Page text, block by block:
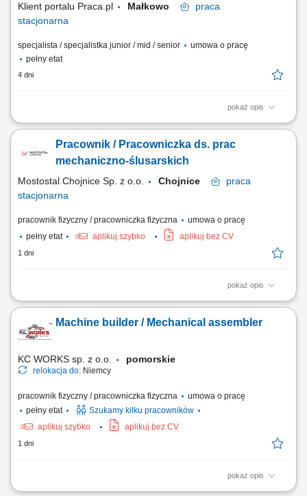
Klient portalu Praca.pl Małkowo
praca
stacjonarna
specjalista / specjalistka junior / mid / senior
umowa o pracę
pełny etat
4 dni
pokaż opis
Analizowanie problemów technicznych i dobieranie technologii napraw
modernizacji i retrofitów istniejących układów; Opracowywanie procedur
rozruchowych oraz odbiorowych dla remontowanych urządzeń;
Pracownik / Pracowniczka ds. prac
mechaniczno-ślusarskich
Mostostal Chojnice Sp. z o.o. Chojnice
praca
stacjonarna
pracownik fizyczny / pracowniczka fizyczna
umowa o pracę
pełny etat
aplikuj szybko aplikuj bez CV
1 dni
pokaż opis
Zakres obowiązków: wykonywanie napraw uszkodzonych elementów
produkcji pod względem technicznym, bieżąca kontrola stanu
technicznego w celu zapewnienia ciągłości pracy, uruchamianie
Machine builder / Mechanical assembler
KC WORKS sp. z o.o. pomorskie
relokacja do: Niemcy
pracownik fizyczny / pracowniczka fizyczna
umowa o pracę
pełny etat
Szukamy kilku pracowników
aplikuj szybko
aplikuj bez CV
1 dni
pokaż opis
The work will be carried out at our production and assembly location in